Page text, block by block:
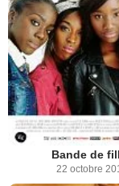
Bande de
22 octobre